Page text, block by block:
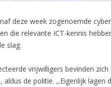
deze week zogenoemde
die relevante ICT-kennis
slag.
vrijwilligers bevinden
aldus de politie. ,,Eigenlijk